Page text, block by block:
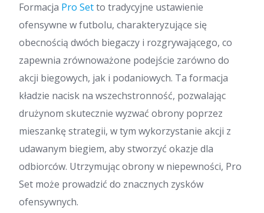
Formacja Pro Setto tradycyjne ustawienie
ofensywne w futbolu, charakteryzujące się
obecnością dwóch biegaczy i rozgrywającego, co
zapewnia zrównoważone podejście zarówno do
akcji biegowych, jak i podaniowych. Ta formacja
kładzie nacisk na wszechstronność, pozwalając
drużynom skutecznie wyzwać obrony poprzez
mieszankę strategii, w tym wykorzystanie akcji z
udawanym biegiem, aby stworzyć okazje dla
odbiorców. Utrzymując obrony w niepewności, Pro
Set może prowadzić do znacznych zysków
ofensywnych.